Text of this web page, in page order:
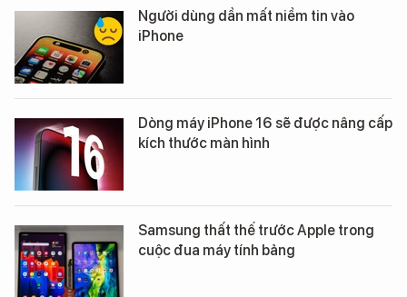
Người dùng dần mất niềm tin vào
iPhone
Dòng máy iPhone 16 sẽ được nâng cấp
kích thước màn hình
Samsung thất thế trước Apple trong
cuộc đua máy tính bảng